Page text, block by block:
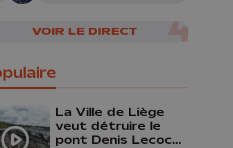
VOIR LE DIRECT
La Ville de Liège
veut détruire le
pont Denis Lecocq